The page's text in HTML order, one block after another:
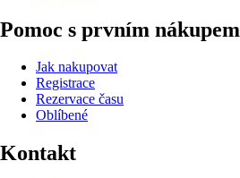
Pomoc s prvním nákupem
Jak nakupovat
Registrace
Rezervace času
Oblíbené
Kontakt